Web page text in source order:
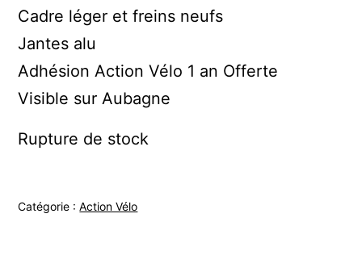
Cadre léger et freins neufs
Jantes alu
Adhésion Action Vélo 1 an Offerte
Visible sur Aubagne
Rupture de stock
Catégorie :Action Vélo